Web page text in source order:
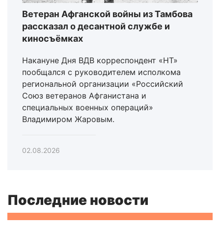
Ветеран Афганской войны из Тамбова
рассказал о десантной службе и
киносъёмках
Накануне Дня ВДВ корреспондент «НТ»
пообщался с руководителем исполкома
региональной организации «Российский
Союз ветеранов Афганистана и
специальных военных операций»
Владимиром Жаровым.
02.08.2026
Последние новости